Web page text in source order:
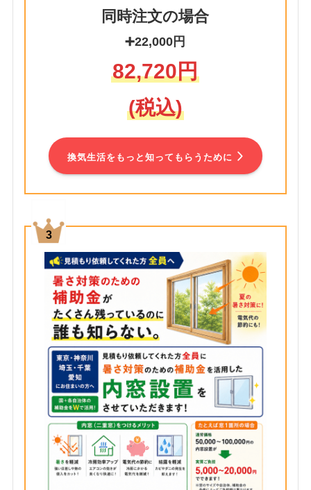
同時注文の場合
➕22,000円
82,720円
(税込)
換気生活をもっと知ってもらうために